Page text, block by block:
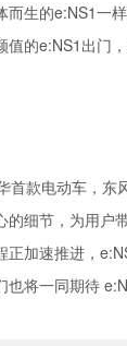
而生的e:NS1一
的e:NS1出门
首款电动车，东
的细节，为用户
正加速推进，
将一同期待